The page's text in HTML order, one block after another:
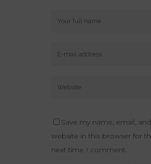
Save my name, email, and
website in this browser for
next time I comment.